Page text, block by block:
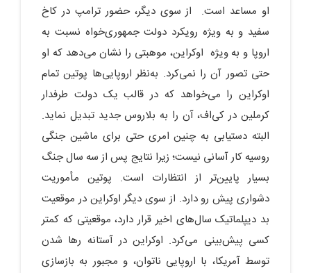
او مساعد است. از سوی دیگر، حضور ترامپ در کاخ
سفید و به ویژه رویکرد دولت جمهوری‌خواه نسبت به
اروپا و به ویژه اوکراین، موهبتی را نشان می‌دهد که او
حتی تصور آن را نمی‌کرد. به‌نظر اروپایی‌ها پوتین تمام
اوکراین را می‌خواهد که در قالب یک دولت طرفدار
کرملین در کی‌اف، آن را به بلاروس جدید تبدیل نماید.
البته دستیابی به چنین امری حتی برای ماشین جنگی
روسیه کار آسانی نیست؛ زیرا نتایج پس از سه سال جنگ
بسیار پایین‌تر از انتظارات است. پوتین مأموریت
دشواری پیش رو دارد. از سوی دیگر اوکراین در موقعیت
بد دیپلماتیک سال‌های اخیر قرار دارد، موقعیتی که کمتر
کسی پیش‌بینی می‌کرد. اوکراین در آستانه‌ رها شدن
توسط آمریکا، با اروپایی ناتوان، و مجبور به بازسازی